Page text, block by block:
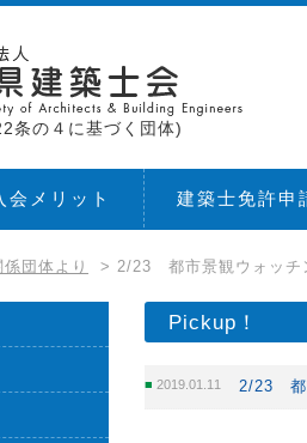
条の４に基づく団体)
会メリット 建築士免許申
団体より > 2/23 都市景観ウォッチ
Pickup！
2019.01.11 2/23 都